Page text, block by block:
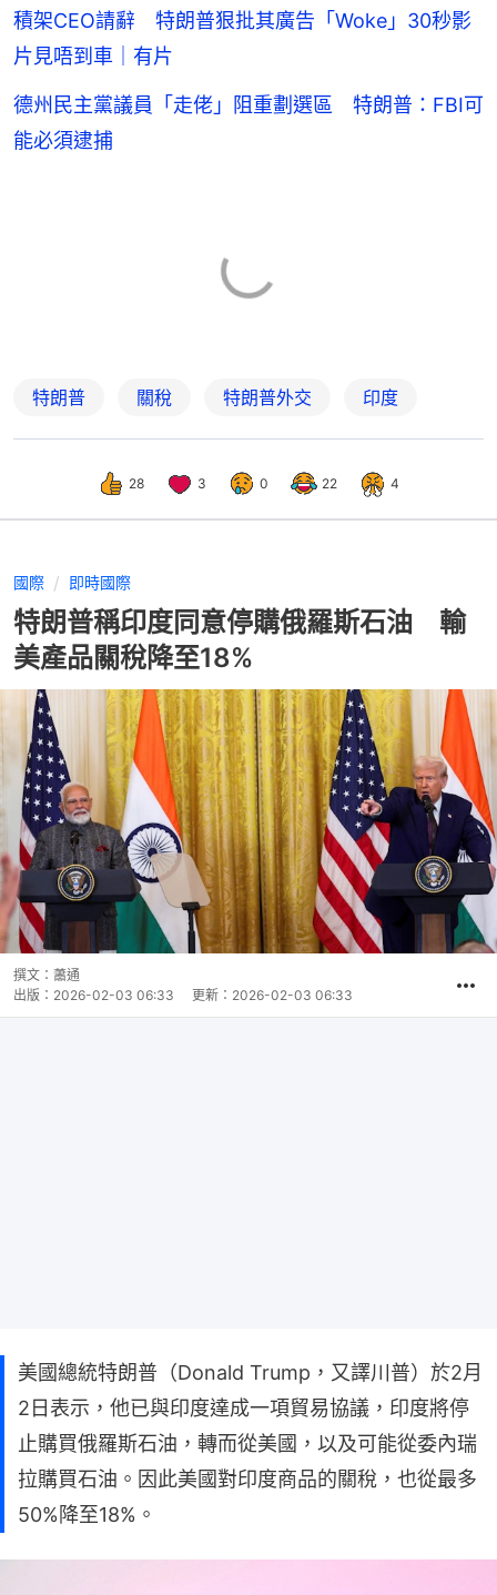
積架CEO請辭 特朗普狠批其廣告「Woke」30秒影
片見唔到車｜有片
德州民主黨議員「走佬」阻重劃選區 特朗普：FBI可
能必須逮捕
特朗普 關稅 特朗普外交 印度
28 3 0 22 4
國際 即時國際
特朗普稱印度同意停購俄羅斯石油 輸
美產品關稅降至18%
撰文： 蕭通
出版： 2026-02-03 06:33 更新： 2026-02-03 06:33
美國總統特朗普（Donald Trump，又譯川普）於2月
2日表示，他已與印度達成一項貿易協議，印度將停
止購買俄羅斯石油，轉而從美國，以及可能從委內瑞
拉購買石油。因此美國對印度商品的關稅，也從最多
50%降至18%。